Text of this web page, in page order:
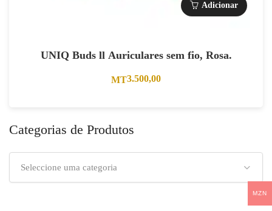
Adicionar
UNIQ Buds ll Auriculares sem fio, Rosa.
MT3.500,00
Categorias de Produtos
Seleccione uma categoria
MZN